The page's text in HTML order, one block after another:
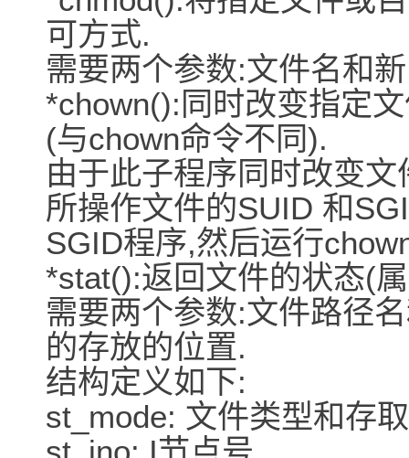
可方式.
需要两个参数:文件名和
*chown():同时改变指定
(与chown命令不同).
由于此子程序同时改变
所操作文件的SUID 和
SGID程序,然后运行
*stat():返回文件的状态(
需要两个参数:文件路径
的存放的位置.
结构定义如下:
st_mode: 文件类型和存